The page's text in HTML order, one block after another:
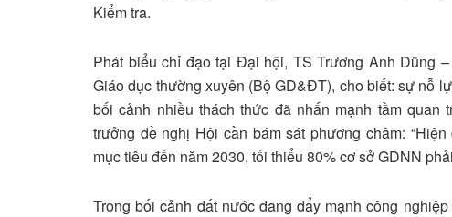
Kiểm tra.
Phát biểu chỉ đạo tại Đại hội, TS Trương Anh Dũng
Giáo dục thường xuyên (Bộ GD&ĐT), cho biết: sự nỗ
bối cảnh nhiều thách thức đã nhấn mạnh tầm quan
trưởng đề nghị Hội cần bám sát phương châm:
mục tiêu đến năm 2030, tối thiểu 80% cơ sở GDNN
Trong bối cảnh đất nước đang đẩy mạnh công